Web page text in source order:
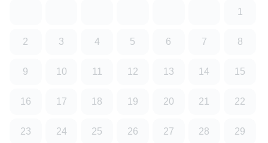
1
2 3 4 5 6 7 8
9 10 11 12 13 14 15
16 17 18 19 20 21 22
23 24 25 26 27 28 29